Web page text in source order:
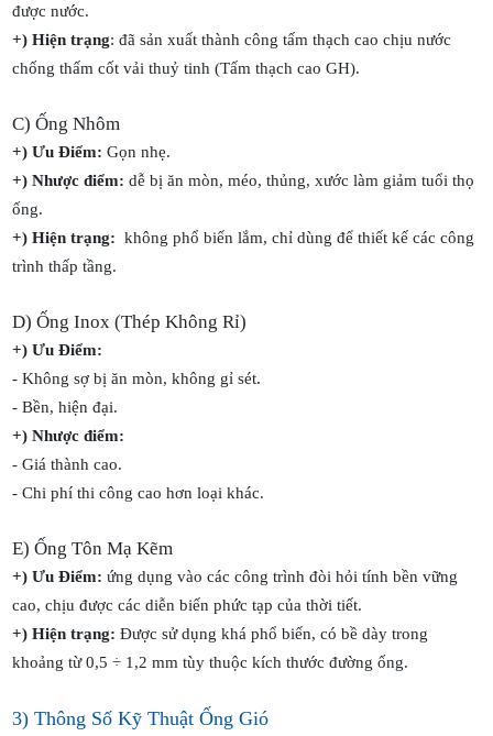
được nước.
+) Hiện trạng: đã sản xuất thành công tấm thạch cao chịu nước
chống thấm cốt vải thuỷ tinh (Tấm thạch cao GH).
C) Ống Nhôm
+) Ưu Điểm:Gọn nhẹ.
+) Nhược điểm: dễ bị ăn mòn, méo, thủng, xước làm giảm tuổi thọ
ống.
+) Hiện trạng: không phổ biến lắm, chỉ dùng để thiết kế các công
trình thấp tầng.
D) Ống Inox (Thép Không Rỉ)
+) Ưu Điểm:
- Không sợ bị ăn mòn, không gỉ sét.
- Bền, hiện đại.
+) Nhược điểm:
- Giá thành cao.
- Chi phí thi công cao hơn loại khác.
E) Ống Tôn Mạ Kẽm
+) Ưu Điểm: ứng dụng vào các công trình đòi hỏi tính bền vững
cao, chịu được các diễn biến phức tạp của thời tiết.
+) Hiện trạng:Được sử dụng khá phổ biến, có bề dày trong
khoảng từ 0,5 ÷ 1,2 mm tùy thuộc kích thước đường ống.
3) Thông Số Kỹ Thuật Ống Gió